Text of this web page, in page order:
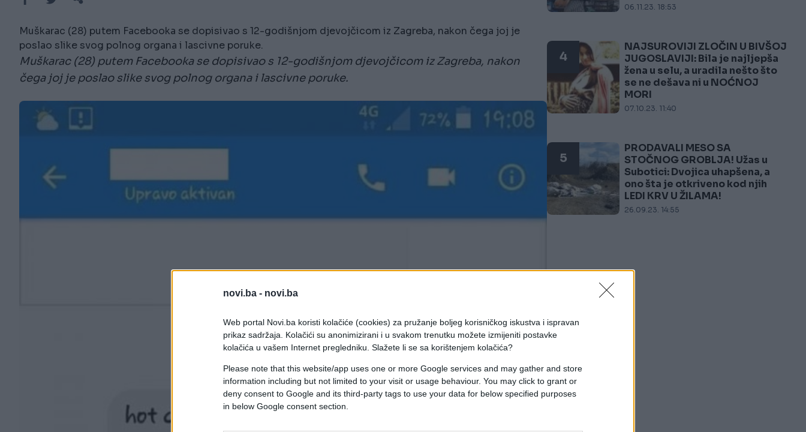
novi.ba - novi.ba
Web portal Novi.ba koristi kolačiće (cookies) za pružanje boljeg korisničkog iskustva i ispravan
prikaz sadržaja. Kolačići su anonimizirani i u svakom trenutku možete izmijeniti postavke
kolačića u vašem Internet pregledniku. Slažete li se sa korištenjem kolačića?
Please note that this website/app uses one or more Google services and may gather and store
information including but not limited to your visit or usage behaviour. You may click to grant or
deny consent to Google and its third-party tags to use your data for below specified purposes
in below Google consent section.
Muškarac (28) putem Facebooka se dopisivao s 12-godišnjom djevojčicom iz Zagreba, nakon čega joj je
poslao slike svog polnog organa i lascivne poruke.
Muškarac (28) putem Facebooka se dopisivao s 12-godišnjom djevojčicom iz Zagreba, nakon
čega joj je poslao slike svog polnog organa i lascivne poruke.
06.11.23. 18:53
4
NAJSUROVIJI ZLOČIN U BIVŠOJ
JUGOSLAVIJI: Bila je najljepša
žena u selu, a uradila nešto što
se ne dešava ni u NOĆNOJ
MORI
07.10.23. 11:40
5
PRODAVALI MESO SA
STOČNOG GROBLJA! Užas u
Subotici: Dvojica uhapšena, a
ono šta je otkriveno kod njih
LEDI KRV U ŽILAMA!
26.09.23. 14:55